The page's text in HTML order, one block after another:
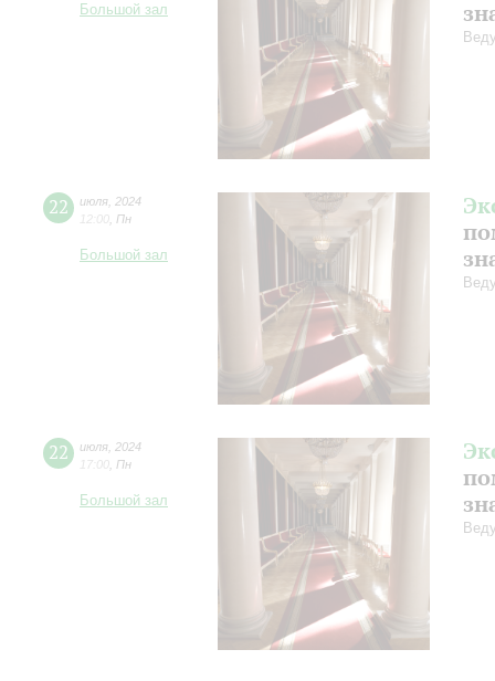
Большой зал
22 июля 2024
12:00 Пн
Большой зал
22 июля 2024
17:00 Пн
Большой зал